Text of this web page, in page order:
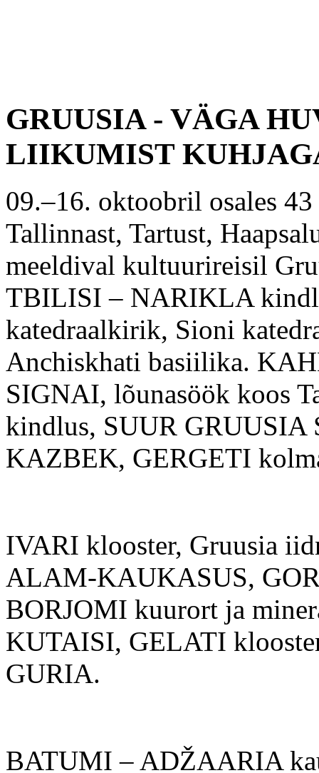
GRUUSIA - VÄGA
LIIKUMIST
09.–16. oktoobril osales
Tallinnast, Tartust,
meeldival kultuurireisil
TBILISI – NARIKLA
katedraalkirik, Sioni
Anchiskhati basiilika.
SIGNAI, lõunasöök koos
kindlus, SUUR GRUUSIA
KAZBEK, GERGETI
IVARI klooster, Gruusia
ALAM-KAUKASUS,
BORJOMI kuurort ja
KUTAISI, GELATI
GURIA.
BATUMI – ADŽAARIA